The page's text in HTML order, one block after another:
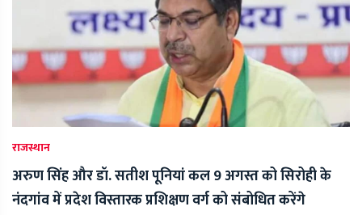
राजस्थान
अरुण सिंह और डॉ. सतीश पूनियां कल 9 अगस्त को सिरोही के
नंदगांव में प्रदेश विस्तारक प्रशिक्षण वर्ग को संबोधित करेंगे